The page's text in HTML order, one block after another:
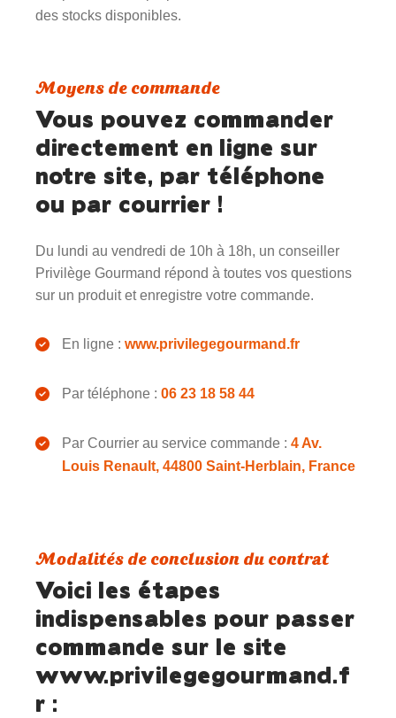
des stocks disponibles.
Moyens de commande
Vous pouvez commander
directement en ligne sur
notre site, par téléphone
ou par courrier !
Du lundi au vendredi de 10h à 18h, un conseiller
Privilège Gourmand répond à toutes vos questions
sur un produit et enregistre votre commande.
En ligne : www.privilegegourmand.fr
Par téléphone :06 23 18 58 44
Par Courrier au service commande :4 Av.
Louis Renault, 44800 Saint-Herblain, France
Modalités de conclusion du contrat
Voici les étapes
indispensables pour passer
commande sur le site
www.privilegegourmand.f
r :